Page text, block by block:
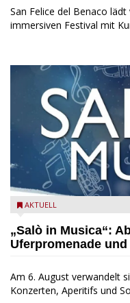
San Felice del Benaco
immersiven Festival mit
Salò in Musica 2026
AKTUELL
„Salò in Musica“:
Uferpromenade
Am 6. August verwandelt
Konzerten, Aperitifs und